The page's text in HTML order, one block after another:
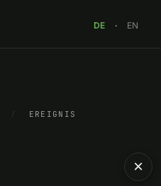
DE · EN
/ EREIGNIS
×